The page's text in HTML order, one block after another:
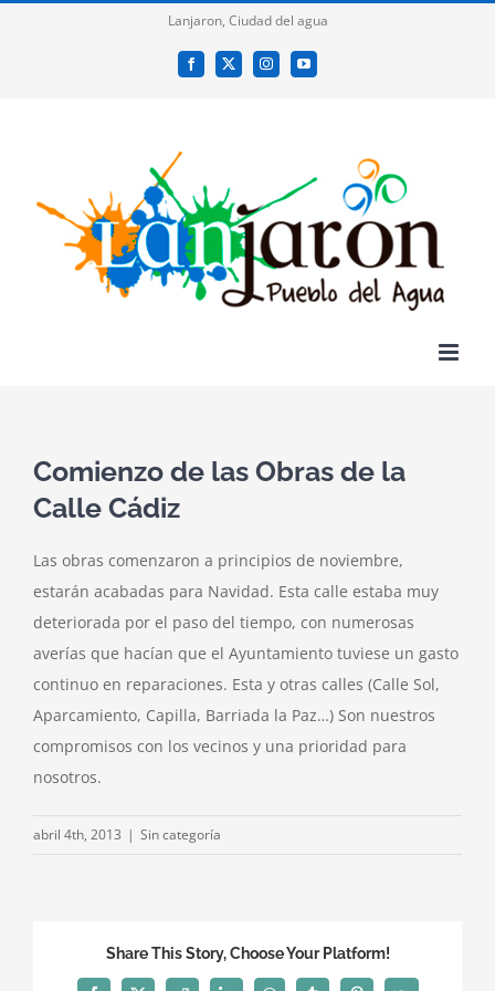
Lanjaron, Ciudad del agua
Facebook
X InstagramYouTube
Comienzo de las Obras de la
Calle Cádiz
Las obras comenzaron a principios de noviembre,
estarán acabadas para Navidad. Esta calle estaba muy
deteriorada por el paso del tiempo, con numerosas
averías que hacían que el Ayuntamiento tuviese un gasto
continuo en reparaciones. Esta y otras calles (Calle Sol,
Aparcamiento, Capilla, Barriada la Paz…) Son nuestros
compromisos con los vecinos y una prioridad para
nosotros.
abril 4th, 2013 | Sin categoría
Share This Story, Choose Your Platform!